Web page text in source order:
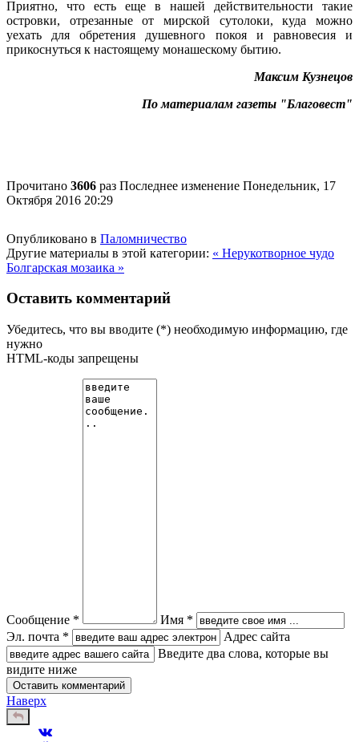
Приятно, что есть еще в нашей действительности такие
островки, отрезанные от мирской сутолоки, куда можно
уехать для обретения душевного покоя и равновесия и
прикоснуться к настоящему монашескому бытию.
Максим Кузнецов
По материалам газеты "Благовест"
Прочитано 3606 раз Последнее изменение Понедельник, 17
Октября 2016 20:29
Опубликовано в Паломничество
Другие материалы в этой категории: « Нерукотворное чудо
Болгарская мозаика »
Оставить комментарий
Убедитесь, что вы вводите (*) необходимую информацию, где
нужно
HTML-коды запрещены
Сообщение *
Имя *
Эл. почта *
Адрес сайта
Введите два слова, которые вы
видите ниже
Наверх